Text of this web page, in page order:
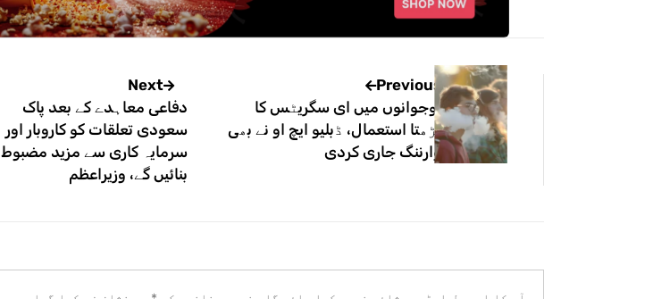
Previous
نوجوانوں میں ای سگریٹس کا
بڑھتا استعمال، ڈبلیو ایچ او نے بھی
وارننگ جاری کردی
Next
دفاعی معاہدے کے بعد پاک
سعودی تعلقات کو کاروبار اور
سرمایہ کاری سے مزید مضبوط
بنائیں گے، وزیراعظم